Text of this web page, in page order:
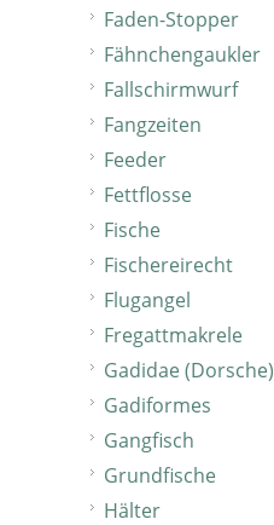
Faden-Stopper
Fähnchengaukler
Fallschirmwurf
Fangzeiten
Feeder
Fettflosse
Fische
Fischereirecht
Flugangel
Fregattmakrele
Gadidae (Dorsche)
Gadiformes
Gangfisch
Grundfische
Hälter